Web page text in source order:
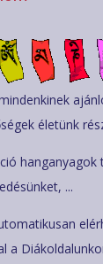
életünk
...
a